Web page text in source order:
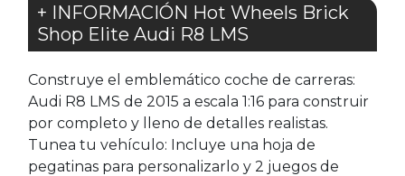
+ INFORMACIÓN Hot Wheels Brick
Shop Elite Audi R8 LMS
Construye el emblemático coche de carreras:
Audi R8 LMS de 2015 a escala 1:16 para construir
por completo y lleno de detalles realistas.
Tunea tu vehículo: Incluye una hoja de
pegatinas para personalizarlo y 2 juegos de